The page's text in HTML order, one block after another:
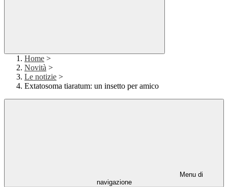
Home >
Novità >
Le notizie >
Extatosoma tiaratum: un insetto per amico
Menu di
navigazione